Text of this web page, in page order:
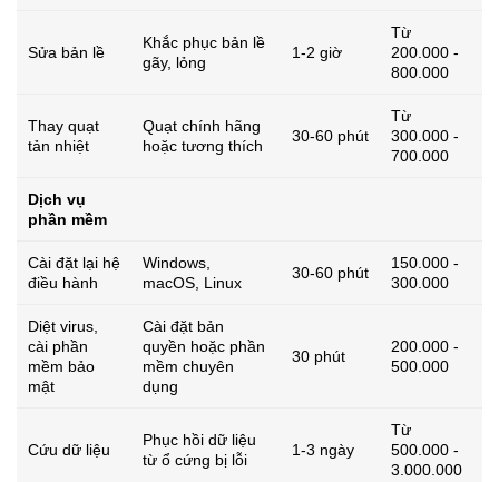
Sửa bản lề
Khắc phục bản lề
gãy, lỏng
1-2 giờ
Từ
200.000 -
800.000
Thay quạt
tản nhiệt
Quạt chính hãng
hoặc tương thích
30-60 phút
Từ
300.000 -
700.000
Dịch vụ
phần mềm
Cài đặt lại hệ
điều hành
Windows,
macOS, Linux
30-60 phút
150.000 -
300.000
Diệt virus,
cài phần
mềm bảo
mật
Cài đặt bản
quyền hoặc phần
mềm chuyên
dụng
30 phút
200.000 -
500.000
Cứu dữ liệu
Phục hồi dữ liệu
từ ổ cứng bị lỗi
1-3 ngày
Từ
500.000 -
3.000.000